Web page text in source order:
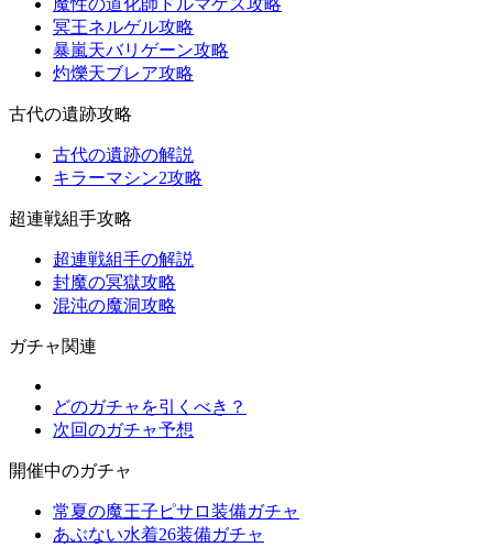
魔性の道化師ドルマゲス攻略
冥王ネルゲル攻略
暴嵐天バリゲーン攻略
灼爍天ブレア攻略
古代の遺跡攻略
古代の遺跡の解説
キラーマシン2攻略
超連戦組手攻略
超連戦組手の解説
封魔の冥獄攻略
混沌の魔洞攻略
ガチャ関連
どのガチャを引くべき？
次回のガチャ予想
開催中のガチャ
常夏の魔王子ピサロ装備ガチャ
あぶない水着26装備ガチャ